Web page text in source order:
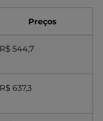
Preços
R$ 544,7
R$ 637,3